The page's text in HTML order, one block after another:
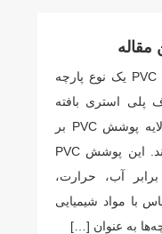
مقاله
پارچه‌ کششی با روکش PVC یک نوع پارچه
پلی استری بافته
شده‌اند و سپس با یک لایه پوشش PVC بر
روی آن پوشیده می‌شوند. این پوشش PVC
آب، حرارت،
با مواد شیمیایی
به عنوان […]